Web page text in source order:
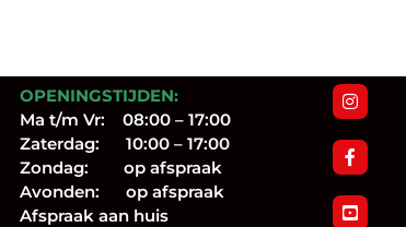
OPENINGSTIJDEN:
Ma t/m Vr: 08:00 – 17:00
Zaterdag: 10:00 – 17:00
Zondag: op afspraak
Avonden: op afspraak
Afspraak aan huis